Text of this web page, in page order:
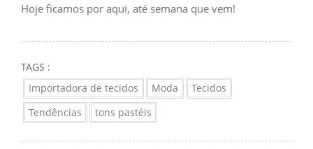
Hoje ficamos por aqui, até semana que vem!
TAGS :
Importadora de tecidos
Moda
Tecidos
Tendências
tons pastéis